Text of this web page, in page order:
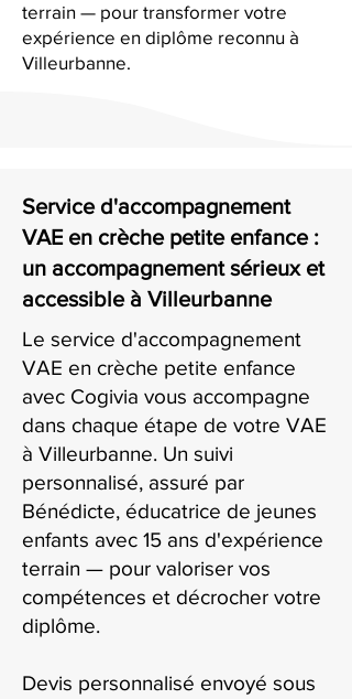
terrain — pour transformer votre
expérience en diplôme reconnu à
Villeurbanne.
Service d'accompagnement
VAE en crèche petite enfance :
un accompagnement sérieux et
accessible à Villeurbanne
Le service d'accompagnement
VAE en crèche petite enfance
avec Cogivia vous accompagne
dans chaque étape de votre VAE
à Villeurbanne. Un suivi
personnalisé, assuré par
Bénédicte, éducatrice de jeunes
enfants avec 15 ans d'expérience
terrain — pour valoriser vos
compétences et décrocher votre
diplôme.
Devis personnalisé envoyé sous